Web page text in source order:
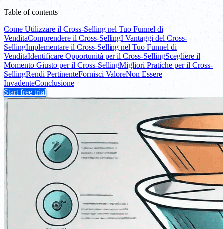
Table of contents
Come Utilizzare il Cross-Selling nel Tuo Funnel di
VenditaComprendere il Cross-SellingI Vantaggi del Cross-
SellingImplementare il Cross-Selling nel Tuo Funnel di
VenditaIdentificare Opportunità per il Cross-SellingScegliere il
Momento Giusto per il Cross-SellingMigliori Pratiche per il Cross-
SellingRendi PertinenteFornisci ValoreNon Essere
InvadenteConclusione
Start free trial